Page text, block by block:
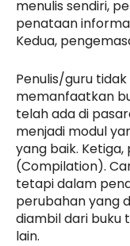
menulis sendiri,
penataan
Kedua,
Penulis/guru
memanfaatkan
telah ada di
menjadi modul
yang baik.
(Compilation).
tetapi dalam
perubahan yang
diambil dari buku
lain.